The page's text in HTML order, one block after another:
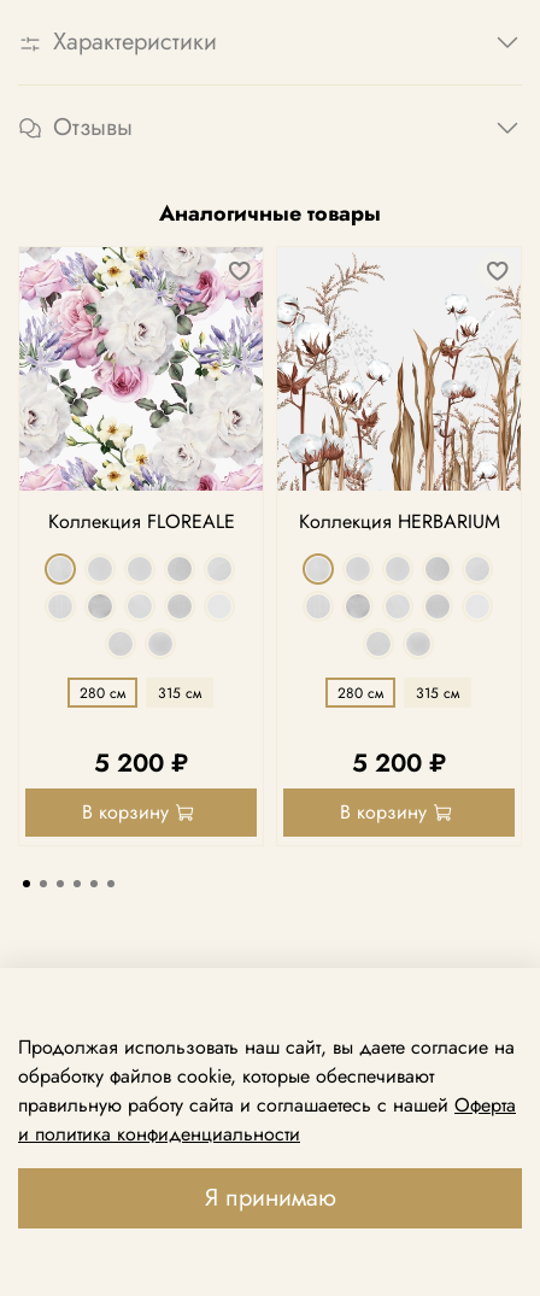
Характеристики
Отзывы
Аналогичные товары
Коллекция FLOREALE
280 см 315 см
5 200 ₽
В корзину
Коллекция HERBARIUM
280 см 315 см
5 200 ₽
В корзину
Принимаем звонки ежедневно с 10:00 до 21:00
+7 969 138 74 79
+7 495 888 49 79
Продолжая использовать наш сайт, вы даете согласие на
обработку файлов cookie, которые обеспечивают
правильную работу сайта и соглашаетесь с нашей Оферта
и политика конфиденциальности
Я принимаю